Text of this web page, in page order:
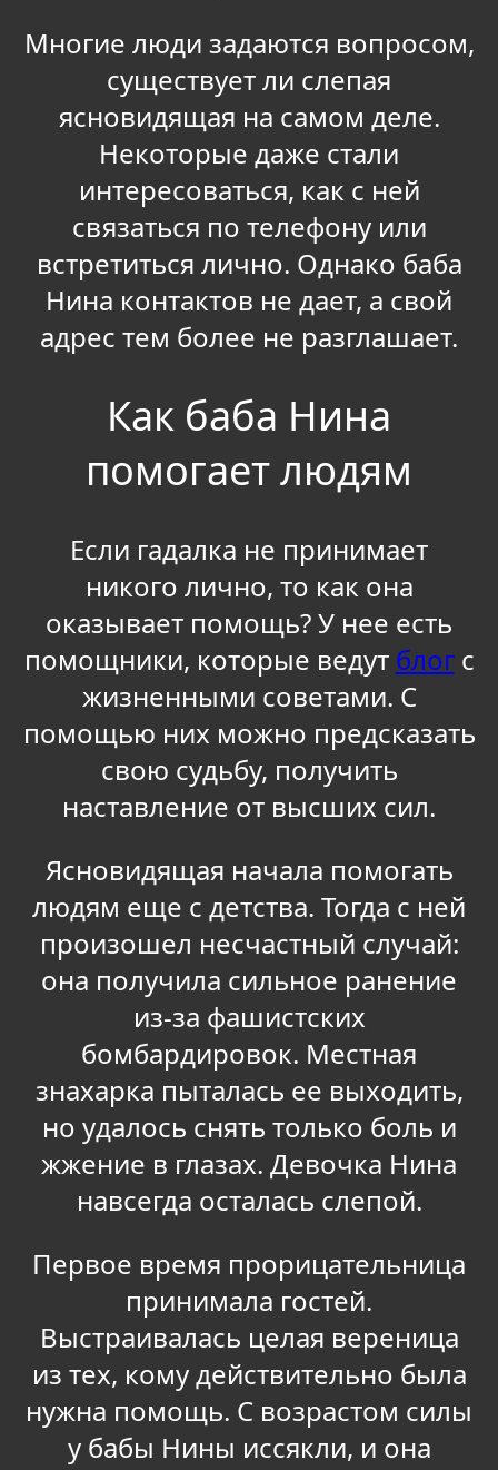
Многие люди задаются вопросом,
существует ли слепая
ясновидящая на самом деле.
Некоторые даже стали
интересоваться, как с ней
связаться по телефону или
встретиться лично. Однако баба
Нина контактов не дает, а свой
адрес тем более не разглашает.
Как баба Нина
помогает людям
Если гадалка не принимает
никого лично, то как она
оказывает помощь? У нее есть
помощники, которые ведут блогс
жизненными советами. С
помощью них можно предсказать
свою судьбу, получить
наставление от высших сил.
Ясновидящая начала помогать
людям еще с детства. Тогда с ней
произошел несчастный случай:
она получила сильное ранение
из-за фашистских
бомбардировок. Местная
знахарка пыталась ее выходить,
но удалось снять только боль и
жжение в глазах. Девочка Нина
навсегда осталась слепой.
Первое время прорицательница
принимала гостей.
Выстраивалась целая вереница
из тех, кому действительно была
нужна помощь. С возрастом силы
у бабы Нины иссякли, и она